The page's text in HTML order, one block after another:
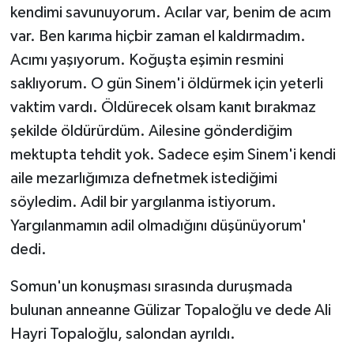
kendimi savunuyorum. Acılar var, benim de acım
var. Ben karıma hiçbir zaman el kaldırmadım.
Acımı yaşıyorum. Koğuşta eşimin resmini
saklıyorum. O gün Sinem'i öldürmek için yeterli
vaktim vardı. Öldürecek olsam kanıt bırakmaz
şekilde öldürürdüm. Ailesine gönderdiğim
mektupta tehdit yok. Sadece eşim Sinem'i kendi
aile mezarlığımıza defnetmek istediğimi
söyledim. Adil bir yargılanma istiyorum.
Yargılanmamın adil olmadığını düşünüyorum'
dedi.
Somun'un konuşması sırasında duruşmada
bulunan anneanne Gülizar Topaloğlu ve dede Ali
Hayri Topaloğlu, salondan ayrıldı.